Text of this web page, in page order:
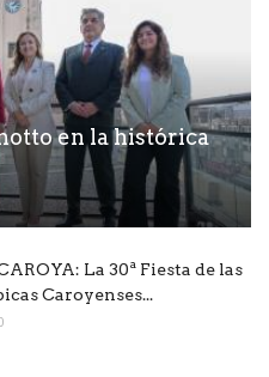
en la histórica
La 30ª Fiesta de las
Caroyenses...